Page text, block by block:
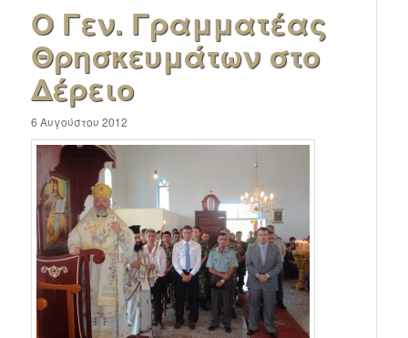
Ο Γεν. Γραμματέας
Θρησκευμάτων στο
Δέρειο
6 Αυγούστου 2012